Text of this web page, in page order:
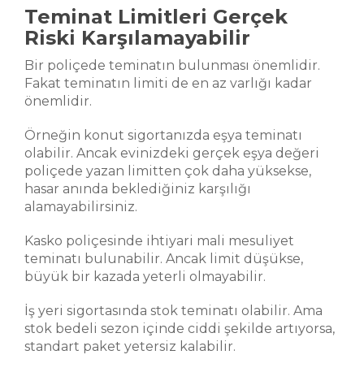
Teminat Limitleri Gerçek
Riski Karşılamayabilir
Bir poliçede teminatın bulunması önemlidir.
Fakat teminatın limiti de en az varlığı kadar
önemlidir.
Örneğin konut sigortanızda eşya teminatı
olabilir. Ancak evinizdeki gerçek eşya değeri
poliçede yazan limitten çok daha yüksekse,
hasar anında beklediğiniz karşılığı
alamayabilirsiniz.
Kasko poliçesinde ihtiyari mali mesuliyet
teminatı bulunabilir. Ancak limit düşükse,
büyük bir kazada yeterli olmayabilir.
İş yeri sigortasında stok teminatı olabilir. Ama
stok bedeli sezon içinde ciddi şekilde artıyorsa,
standart paket yetersiz kalabilir.